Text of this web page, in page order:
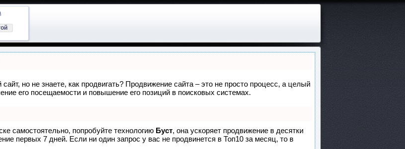
но не знаете, как продвигать? Продвижение сайта – это не просто процесс, а целый
его посещаемости и повышение его позиций в поисковых системах.
самостоятельно, попробуйте технологию Буст, она ускоряет продвижение в десятки
первых 7 дней. Если ни один запрос у вас не продвинется в Топ10 за месяц, то в